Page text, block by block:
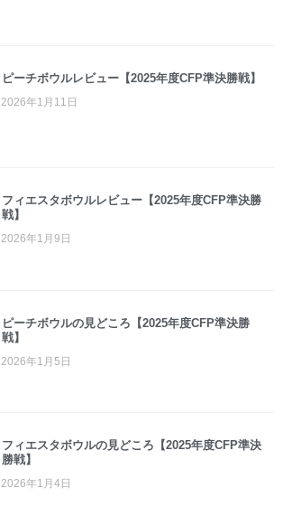
ピーチボウルレビュー【2025年度CFP準決勝戦】
2026年1月11日
フィエスタボウルレビュー【2025年度CFP準決勝
戦】
2026年1月9日
ピーチボウルの見どころ【2025年度CFP準決勝
戦】
2026年1月5日
フィエスタボウルの見どころ【2025年度CFP準決
勝戦】
2026年1月4日